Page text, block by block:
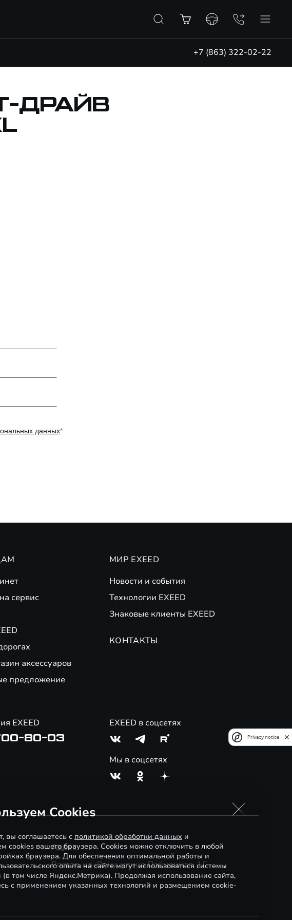
+7 (863) 322-02-22
ДРАЙВ
данных*
сервис
аксессуаров
предложение
МИР EXEED
Новости и события
Технологии EXEED
Знаковые клиенты EXEED
КОНТАКТЫ
EXEED
80-03
EXEED в соцсетях
Мы в соцсетях
Адрес
Ростов-на-Дону, улица Пойменная, 1Г
Cookies
вы соглашаетесь с политикой обработки данных и
cookies вашего браузера. Cookies можно отключить в любой
браузера. Для обеспечения оптимальной работы и
опыта на сайте могут использоваться системы
(в том числе Яндекс.Метрика). Продолжая использование сайта,
с применением указанных технологий и размещением cookie-
Privacy notice